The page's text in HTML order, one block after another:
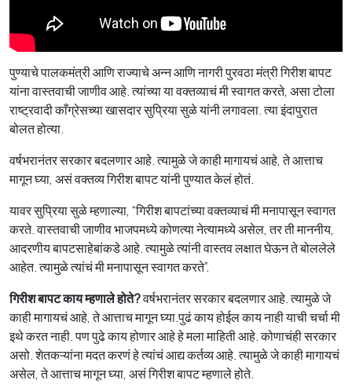
पुण्याचे पालकमंत्री आणि राज्याचे अन्न आणि नागरी पुरवठा मंत्री गिरीश बापट
यांना वास्तवाची जाणीव आहे. त्यांच्या या वक्तव्याचं मी स्वागत करते, असा टोला
राष्ट्रवादी काँग्रेसच्या खासदार सुप्रिया सुळे यांनी लगावला. त्या इंदापुरात
बोलत होत्या.
वर्षभरानंतर सरकार बदलणार आहे. त्यामुळे जे काही मागायचं आहे, ते आत्ताच
मागून घ्या, असं वक्तव्य गिरीश बापट यांनी पुण्यात केलं होतं.
यावर सुप्रिया सुळे म्हणाल्या, “गिरीश बापटांच्या वक्तव्याचं मी मनापासून स्वागत
करते. वास्तवाची जाणीव भाजपमध्ये कोणत्या नेत्यामध्ये असेल, तर ती माननीय,
आदरणीय बापटसाहेबांकडे आहे. त्यामुळे त्यांनी वास्तव लक्षात घेऊन ते बोललेले
आहेत. त्यामुळे त्यांचं मी मनापासून स्वागत करते”.
गिरीश बापट काय म्हणाले होते?वर्षभरानंतर सरकार बदलणार आहे. त्यामुळे जे
काही मागायचं आहे, ते आत्ताच मागून घ्या.पुढं काय होईल काय नाही याची चर्चा मी
इथे करत नाही. पण पुढे काय होणार आहे हे मला माहिती आहे. कोणाचंही सरकार
असो. शेतकऱ्यांना मदत करणं हे त्यांचं आद्य कर्तव्य आहे. त्यामुळे जे काही मागायचं
असेल, ते आत्ताच मागून घ्या, असं गिरीश बापट म्हणाले होते.